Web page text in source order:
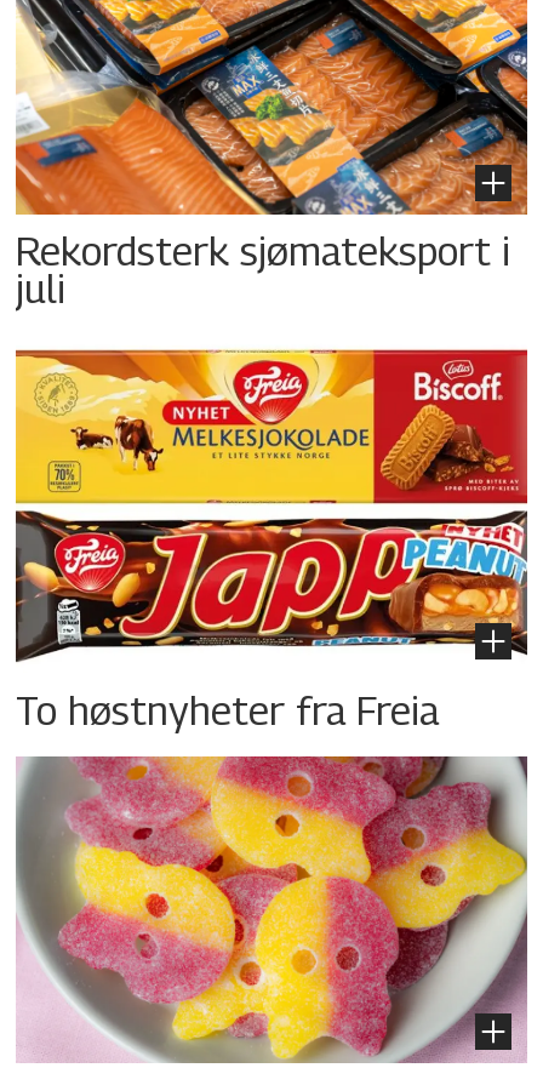
Rekordsterk sjømateksport i
juli
To høstnyheter fra Freia